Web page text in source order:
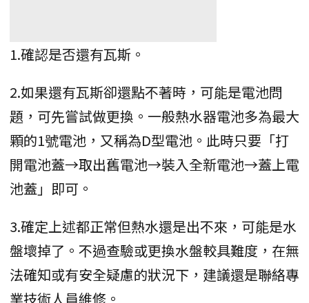
1.確認是否還有瓦斯。
2.如果還有瓦斯卻還點不著時，可能是電池問
題，可先嘗試做更換。一般熱水器電池多為最大
顆的1號電池，又稱為D型電池。此時只要「打
開電池蓋→取出舊電池→裝入全新電池→蓋上電
池蓋」即可。
3.確定上述都正常但熱水還是出不來，可能是水
盤壞掉了。不過查驗或更換水盤較具難度，在無
法確知或有安全疑慮的狀況下，建議還是聯絡專
業技術人員維修。